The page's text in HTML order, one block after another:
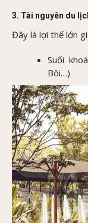
3. Tài nguyên du
Đây là lợi thế lớn
Suối
Bôi…)